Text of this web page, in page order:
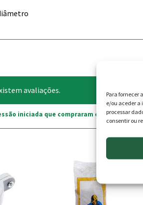
Para fornecer
e/ou aceder a
processar
consentir ou
avaliações.
iniciada que compraram este produto